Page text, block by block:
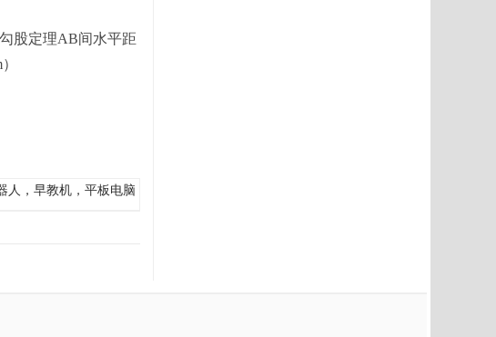
股定理AB间水平距
人，早教机，平板电脑